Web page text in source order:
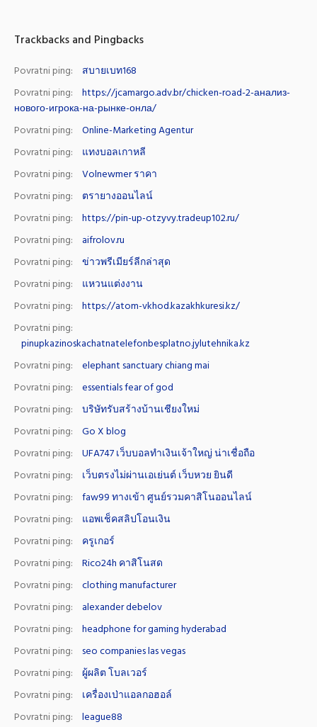
Trackbacks and Pingbacks
Povratni ping:
สบายเบท168
Povratni ping:
https://jcamargo.adv.br/chicken-road-2-анализ-
нового-игрока-на-рынке-онла/
Povratni ping:
Online-Marketing Agentur
Povratni ping:
แทงบอลเกาหลี
Povratni ping:
Volnewmer ราคา
Povratni ping:
ตรายางออนไลน์
Povratni ping:
https://pin-up-otzyvy.tradeup102.ru/
Povratni ping:
aifrolov.ru
Povratni ping:
ข่าวพรีเมียร์ลีกล่าสุด
Povratni ping:
แหวนแต่งงาน
Povratni ping:
https://atom-vkhod.kazakhkuresi.kz/
Povratni ping:
pinupkazinoskachatnatelefonbesplatno.jylutehnika.kz
Povratni ping:
elephant sanctuary chiang mai
Povratni ping:
essentials fear of god
Povratni ping:
บริษัทรับสร้างบ้านเชียงใหม่
Povratni ping:
Go X blog
Povratni ping:
UFA747 เว็บบอลทำเงินเจ้าใหญ่ น่าเชื่อถือ
Povratni ping:
เว็บตรงไม่ผ่านเอเย่นต์ เว็บหวย ยินดี
Povratni ping:
faw99 ทางเข้า ศูนย์รวมคาสิโนออนไลน์
Povratni ping:
แอพเช็คสลิปโอนเงิน
Povratni ping:
ครูเกอร์
Povratni ping:
Rico24h คาสิโนสด
Povratni ping:
clothing manufacturer
Povratni ping:
alexander debelov
Povratni ping:
headphone for gaming hyderabad
Povratni ping:
seo companies las vegas
Povratni ping:
ผู้ผลิต โบลเวอร์
Povratni ping:
เครื่องเป่าแอลกอฮอล์
Povratni ping:
league88